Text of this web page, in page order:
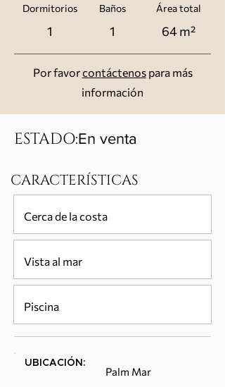
Dormitorios Baños
1 1
Área total
64 m²
Por favorcontáctenospara más
información
ESTADO:En venta
CARACTERÍSTICAS
Cerca de la costa
Vista al mar
Piscina
UBICACIÓN:
Palm Mar